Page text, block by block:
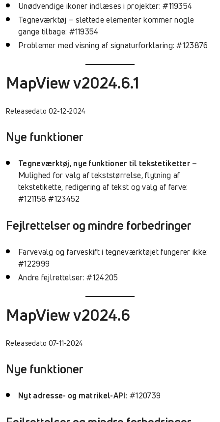
Unødvendige ikoner indlæses i projekter: #119354
Tegneværktøj – slettede elementer kommer nogle
gange tilbage: #119354
Problemer med visning af signaturforklaring: #123876
MapView v2024.6.1
Releasedato 02-12-2024
Nye funktioner
Tegneværktøj, nye funktioner til tekstetiketter –
Mulighed for valg af tekststørrelse, flytning af
tekstetikette, redigering af tekst og valg af farve:
#121158 #123452
Fejlrettelser og mindre forbedringer
Farvevalg og farveskift i tegneværktøjet fungerer ikke:
#122999
Andre fejlrettelser: #124205
MapView v2024.6
Releasedato 07-11-2024
Nye funktioner
Nyt adresse- og matrikel-API: #120739